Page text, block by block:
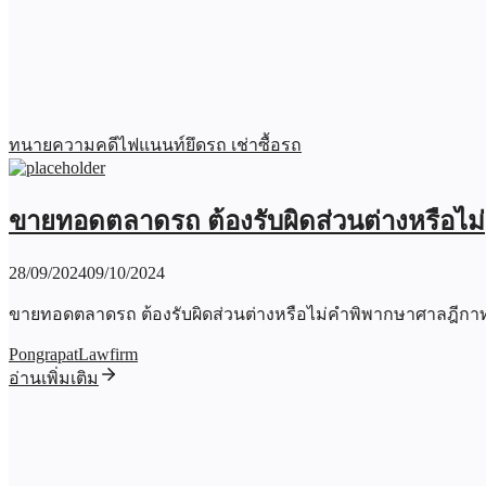
ทนายความคดีไฟแนนท์ยึดรถ เช่าซื้อรถ
ขายทอดตลาดรถ ต้องรับผิดส่วนต่างหรือไม่
28/09/202409/10/2024
ขายทอดตลาดรถ ต้องรับผิดส่วนต่างหรือไม่คำพิพากษาศาลฎีก
PongrapatLawfirm
อ่านเพิ่มเติม